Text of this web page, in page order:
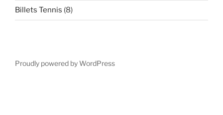
Billets Tennis (8)
Proudly powered by WordPress